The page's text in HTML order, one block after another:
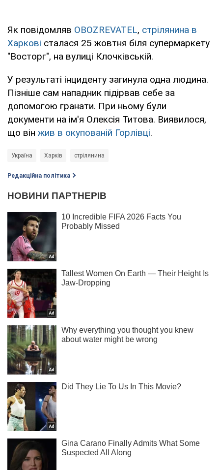
Як повідомляв OBOZREVATEL, стрілянина в
Харкові сталася 25 жовтня біля супермаркету
"Восторг", на вулиці Клочківській.
У результаті інциденту загинула одна людина.
Пізніше сам нападник підірвав себе за
допомогою гранати. При ньому були
документи на ім'я Олексія Титова. Виявилося,
що він жив в окупованій Горлівці.
Україна Харків стрілянина
Редакційна політика